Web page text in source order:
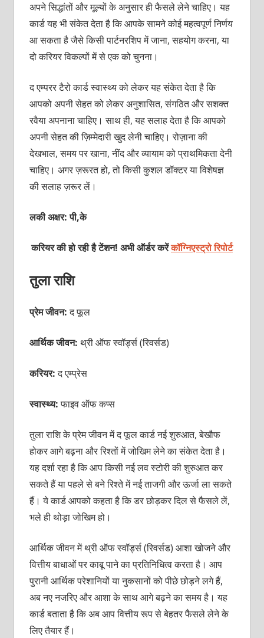
अपने सिद्धांतों और मूल्यों के अनुसार ही फैसले लेने चाहिए। यह
कार्ड यह भी संकेत देता है कि आपके सामने कोई महत्वपूर्ण निर्णय
आ सकता है जैसे किसी पार्टनरशिप में जाना, सहयोग करना, या
दो करियर विकल्पों में से एक को चुनना।
द एम्परर टैरो कार्ड स्वास्थ्य को लेकर यह संकेत देता है कि
आपको अपनी सेहत को लेकर अनुशासित, संगठित और सशक्त
रवैया अपनाना चाहिए। साथ ही, यह सलाह देता है कि आपको
अपनी सेहत की ज़िम्मेदारी खुद लेनी चाहिए। रोज़ाना की
देखभाल, समय पर खाना, नींद और व्यायाम को प्राथमिकता देनी
चाहिए। अगर ज़रूरत हो, तो किसी कुशल डॉक्टर या विशेषज्ञ
की सलाह ज़रूर लें।
लकी अक्षर: पी,के
करियर की हो रही है टेंशन! अभी ऑर्डर करेंकॉग्निएस्ट्रो रिपोर्ट
तुला राशि
प्रेम जीवन:द फूल
आर्थिक जीवन: थ्री ऑफ स्वॉर्ड्स (रिवर्सड)
करियर:द एम्प्रेस
स्वास्थ्य:फाइव ऑफ कप्स
तुला राशि के प्रेम जीवन में द फूल कार्ड नई शुरुआत, बेखौफ
होकर आगे बढ़ना और रिश्तों में जोखिम लेने का संकेत देता है।
यह दर्शा रहा है कि आप किसी नई लव स्टोरी की शुरुआत कर
सकते हैं या पहले से बने रिश्ते में नई ताजगी और ऊर्जा ला सकते
हैं। ये कार्ड आपको कहता है कि डर छोड़कर दिल से फैसले लें,
भले ही थोड़ा जोखिम हो।
आर्थिक जीवन में थ्री ऑफ स्वॉर्ड्स (रिवर्सड) आशा खोजने और
वित्तीय बाधाओं पर काबू पाने का प्रतिनिधित्व करता है। आप
पुरानी आर्थिक परेशानियों या नुकसानों को पीछे छोड़ने लगे हैं,
अब नए नजरिए और आशा के साथ आगे बढ़ने का समय है। यह
कार्ड बताता है कि अब आप वित्तीय रूप से बेहतर फैसले लेने के
लिए तैयार हैं।